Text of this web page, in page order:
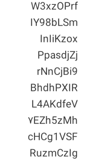
W3xzOPrf
IY98bLSm
InIiKzox
PpasdjZj
rNnCjBi9
BhdhPXIR
L4AKdfeV
۷EZh5zMh
cHCg1VSF
RuzmCzIg